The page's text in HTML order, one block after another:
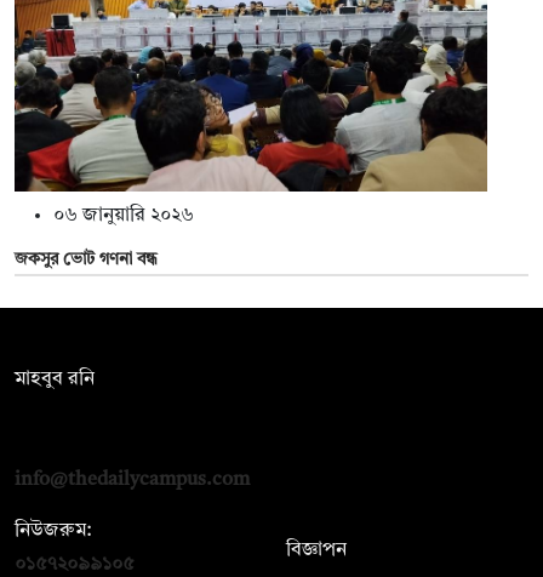
০৬ জানুয়ারি ২০২৬
জকসুর ভোট গণনা বন্ধ
মাহবুব রনি
info@thedailycampus.com
নিউজরুম:
০১৫৭২০৯৯১০৫
বিজ্ঞাপন